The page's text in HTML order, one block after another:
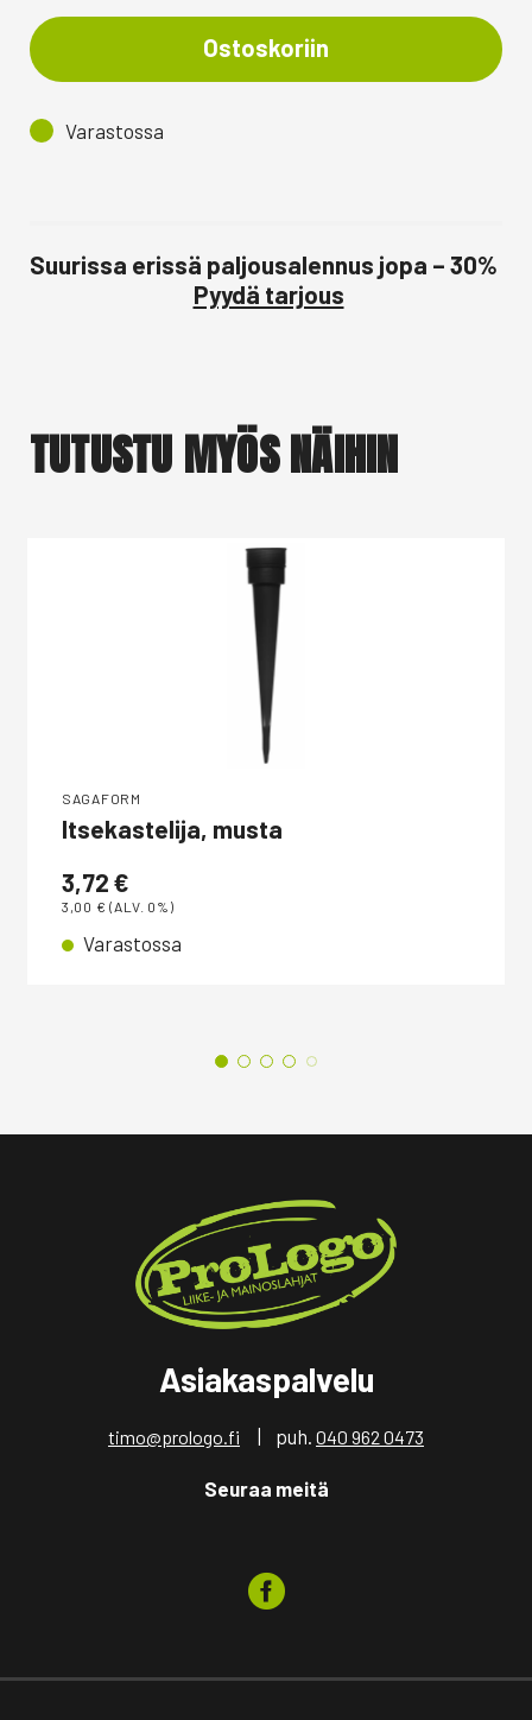
Ostoskoriin
Varastossa
Suurissa erissä paljousalennus jopa – 30%
Pyydä tarjous
TUTUSTU MYÖS NÄIHIN
SAGAFORM
Itsekastelija, musta
3,72 €
3,00 € (ALV. 0%)
Varastossa
Asiakaspalvelu
timo@prologo.fi | puh. 040 962 0473
Seuraa meitä